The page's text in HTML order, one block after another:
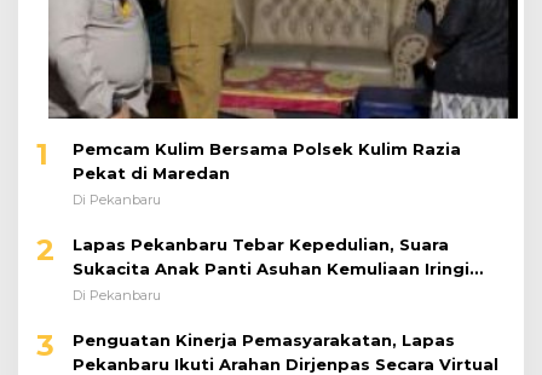
1
Pemcam Kulim Bersama Polsek Kulim Razia
Pekat di Maredan
Di Pekanbaru
2
Lapas Pekanbaru Tebar Kepedulian, Suara
Sukacita Anak Panti Asuhan Kemuliaan Iringi
Bantuan Sosial
Di Pekanbaru
3
Penguatan Kinerja Pemasyarakatan, Lapas
Pekanbaru Ikuti Arahan Dirjenpas Secara Virtual